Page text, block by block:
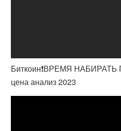
Биткоин❗️ВРЕМЯ
цена анализ 2023